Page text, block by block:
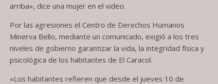
arriba», dice una mujer en el video.
Por las agresiones el Centro de Derechos Humanos
Minerva Bello, mediante un comunicado, exigió a los tres
niveles de gobierno garantizar la vida, la integridad física y
psicológica de los habitantes de El Caracol.
«Los habitantes refieren que desde el jueves 10 de